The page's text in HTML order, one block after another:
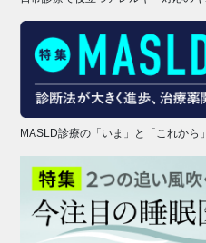
MASLD診療の「いま」と「これから」